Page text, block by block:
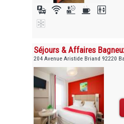
Séjours & Affaires
204 Avenue Aristide Briand 92220